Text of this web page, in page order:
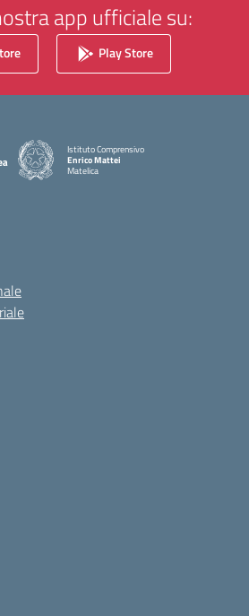
app ufficiale su:
Play Store
Istituto Comprensivo
Enrico Mattei
Matelica